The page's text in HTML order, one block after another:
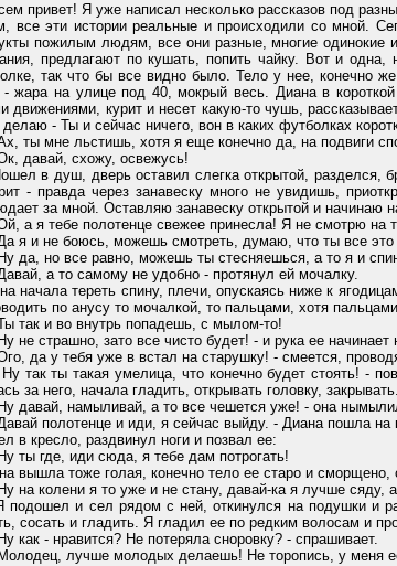
привет! Я уже написал несколько рассказов под
все эти истории реальные и происходили со мной.
пожилым людям, все они разные, многие
предлагают по кушать, попить чайку. Вот и
так что бы все видно было. Тело у нее, конечно
- жара на улице под 40, мокрый весь. Диана в
движениями, курит и несет какую-то чушь,
делаю - Ты и сейчас ничего, вон в каких футболках
ты мне льстишь, хотя я еще конечно да, на подвиги
давай, схожу, освежусь!
в душ, дверь оставил слегка открытой, разделся,
- правда через занавеску много не увидишь,
за мной. Оставляю занавеску открытой и начинаю
а я тебе полотенце свежее принесла! Я не смотрю на
я и не боюсь, можешь смотреть, думаю, что ты все это
да, но все равно, можешь ты стесняешься, а то я и
а то самому не удобно - протянул ей мочалку.
тереть спину, плечи, опускаясь ниже к
по анусу то мочалкой, то пальцами, хотя
так и во внутрь попадешь, с мылом-то!
не страшно, зато все чисто будет! - и рука ее начинает
да у тебя уже в встал на старушку! - смеется,
так ты такая умелица, что конечно будет стоять! -
за него, начала гладить, открывать головку, закрывать.
давай, намыливай, а то все чешется уже! - она
полотенце и иди, я сейчас выйду. - Диана пошла на
в кресло, раздвинул ноги и позвал ее:
ты где, иди сюда, я тебе дам потрогать!
тоже голая, конечно тело ее старо и сморщено,
на колени я то уже и не стану, давай-ка я лучше сяду,
и сел рядом с ней, откинулся на подушки и
сосать и гладить. Я гладил ее по редким волосам и
как - нравится? Не потеряла сноровку? - спрашивает.
лучше молодых делаешь! Не торопись, у меня